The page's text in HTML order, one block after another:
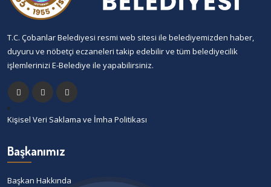
T.C. Çobanlar Belediyesi resmi web sitesi ile belediyemizden haber,
duyuru ve nöbetçi eczaneleri takip edebilir ve tüm belediyecilik
işlemlerinizi E-Belediye ile yapabilirsiniz.
Kişisel Veri Saklama ve İmha Politikası
Başkanımız
Başkan Hakkında